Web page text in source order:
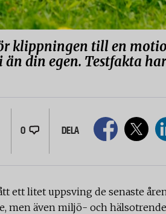
klippningen till en
din egen. Testfakta
0 DELA
ett litet uppsving de senaste
men även miljö- och